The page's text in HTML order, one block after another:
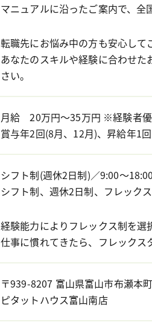
マニュアルに沿ったご案内で、全
転職先にお悩み中の方も安心して
あなたのスキルや経験に合わせ
さい。
月給 20万円～35万円 ※経験者
賞与年2回(8月、12月)、昇給年1
シフト制(週休2日制)／9:00～18:00
シフト制、週休2日制、フレック
経験能力によりフレックス制を選
仕事に慣れてきたら、フレックス
〒939-8207 富山県富山市布瀬本
ピタットハウス富山南店